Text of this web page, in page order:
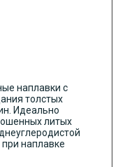
наплавки с
толстых
Идеально
литых
наплавке